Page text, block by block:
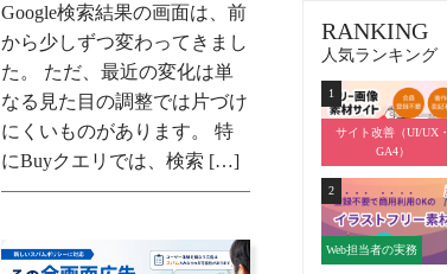
Google検索結果の画面は、前
から少しずつ変わってきまし
た。 ただ、最近の変化は単
なる見た目の調整では片づけ
にくいものがあります。 特
にBuyクエリでは、検索 […]
RANKING
人気ランキング
1
サイト改善（UI/UX・
GA4）
2
Web担当者の実務